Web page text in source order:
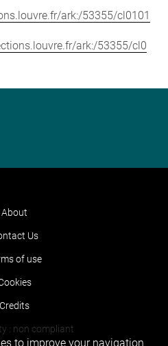
ark:/53355/cl0101
ark:/53355/cl0
About
Us
of use
Credits
: non compliant
to improve your navigation